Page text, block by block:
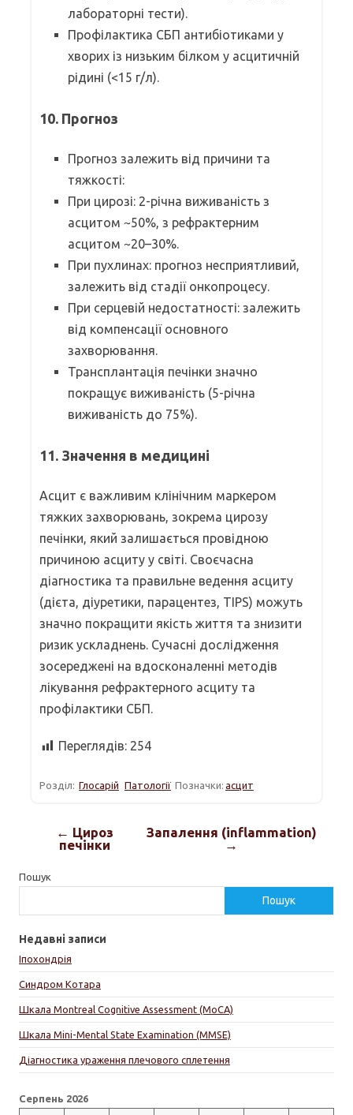
лабораторні тести).
Профілактика СБП антибіотиками у
хворих із низьким білком у асцитичній
рідині (<15 г/л).
10. Прогноз
Прогноз залежить від причини та
тяжкості:
При цирозі: 2-річна виживаність з
асцитом ~50%, з рефрактерним
асцитом ~20–30%.
При пухлинах: прогноз несприятливий,
залежить від стадії онкопроцесу.
При серцевій недостатності: залежить
від компенсації основного
захворювання.
Трансплантація печінки значно
покращує виживаність (5-річна
виживаність до 75%).
11. Значення в медицині
Асцит є важливим клінічним маркером
тяжких захворювань, зокрема цирозу
печінки, який залишається провідною
причиною асциту у світі. Своєчасна
діагностика та правильне ведення асциту
(дієта, діуретики, парацентез, TIPS) можуть
значно покращити якість життя та знизити
ризик ускладнень. Сучасні дослідження
зосереджені на вдосконаленні методів
лікування рефрактерного асциту та
профілактики СБП.
Переглядів: 254
Розділ: Глосарій Патології Позначки: асцит
← Цироз
печінки
Запалення (inflammation)
→
Пошук
Пошук
Недавні записи
Іпохондрія
Синдром Котара
Шкала Montreal Cognitive Assessment (MoCA)
Шкала Mini-Mental State Examination (MMSE)
Діагностика ураження плечового сплетення
Серпень 2026